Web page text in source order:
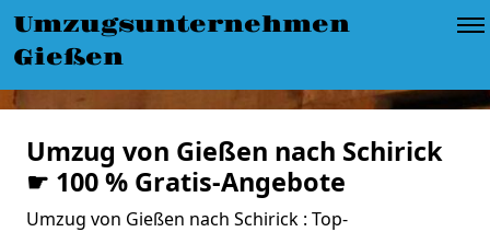
Umzugsunternehmen
Gießen
Umzug von Gießen nach Schirick
☛ 100 % Gratis-Angebote
Umzug von Gießen nach Schirick : Top-